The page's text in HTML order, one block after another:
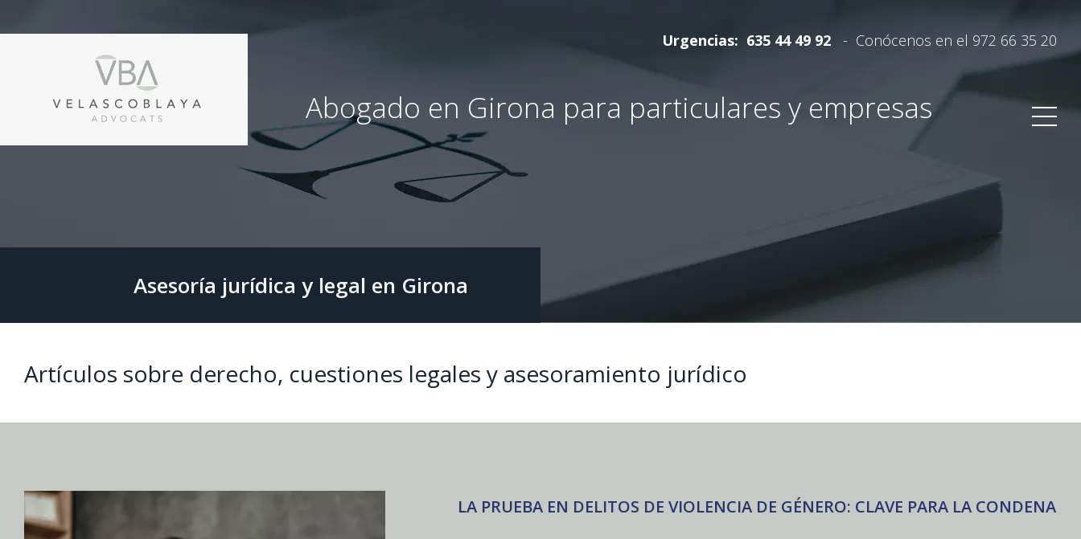
Abogado en Girona para particulares y empresas
Urgencias: 635 44 49 92 - Conócenos en el 972 66 35 20
Asesoría jurídica y legal en Girona
Artículos sobre derecho, cuestiones legales y asesoramiento jurídico
LA PRUEBA EN DELITOS DE VIOLENCIA DE GÉNERO: CLAVE PARA LA CONDENA